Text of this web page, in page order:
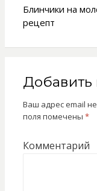
Блинчики на
рецепт
Добавить
Ваш адрес email
поля помечены *
Комментарий